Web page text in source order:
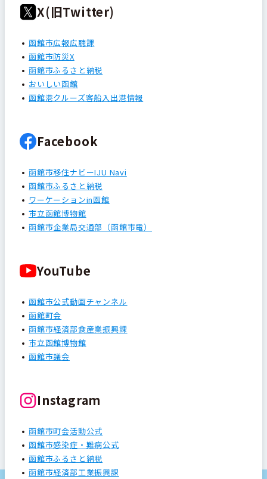
X(旧Twitter)
函館市広報広聴課
函館市防災X
函館市ふるさと納税
おいしい函館
函館港クルーズ客船入出港情報
Facebook
函館市移住ナビーIJU Navi
函館市ふるさと納税
ワーケーションin函館
市立函館博物館
函館市企業局交通部（函館市電）
YouTube
函館市公式動画チャンネル
函館町会
函館市経済部食産業振興課
市立函館博物館
函館市議会
Instagram
函館市町会活動公式
函館市感染症・難病公式
函館市ふるさと納税
函館市経済部工業振興課